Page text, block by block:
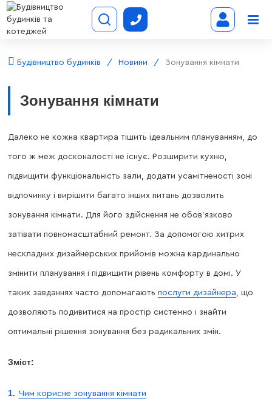
Будівництво будинків Новини Зонування кімнати
Зонування кімнати
Далеко не кожна квартира тішить ідеальним плануванням, до
того ж меж досконалості не існує. Розширити кухню,
підвищити функціональність зали, додати усамітненості зоні
відпочинку і вирішити багато інших питань дозволить
зонування кімнати. Для його здійснення не обов’язково
затівати повномасштабний ремонт. За допомогою хитрих
нескладних дизайнерських прийомів можна кардинально
змінити планування і підвищити рівень комфорту в домі. У
таких завданнях часто допомагають послуги дизайнера, що
дозволяють подивитися на простір системно і знайти
оптимальні рішення зонування без радикальних змін.
Зміст:
Чим корисне зонування кімнати